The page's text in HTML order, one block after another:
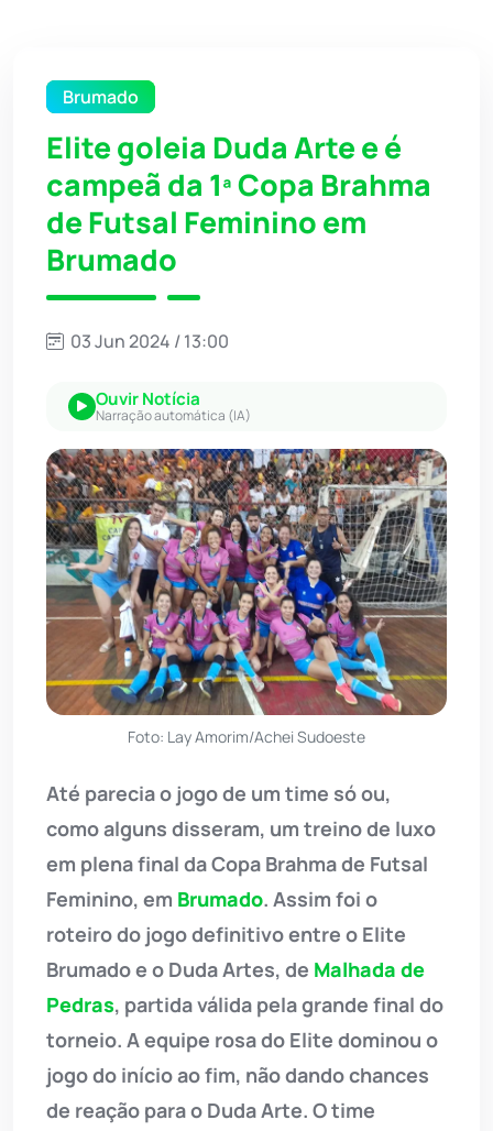
Brumado
Elite goleia Duda Arte e é
campeã da 1ª Copa Brahma
de Futsal Feminino em
Brumado
03 Jun 2024 / 13:00
Ouvir Notícia
Narração automática (IA)
Foto: Lay Amorim/Achei Sudoeste
Até parecia o jogo de um time só ou,
como alguns disseram, um treino de luxo
em plena final da Copa Brahma de Futsal
Feminino, em Brumado. Assim foi o
roteiro do jogo definitivo entre o Elite
Brumado e o Duda Artes, de Malhada de
Pedras, partida válida pela grande final do
torneio. A equipe rosa do Elite dominou o
jogo do início ao fim, não dando chances
de reação para o Duda Arte. O time